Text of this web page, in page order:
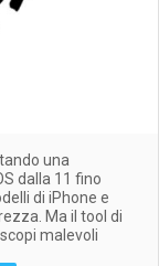
una
dalla 11 fino
di iPhone e
Ma il tool di
malevoli